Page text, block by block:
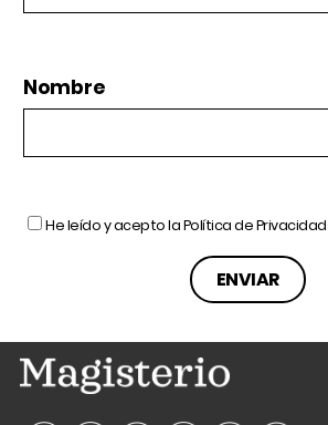
Nombre
He leído y acepto laPolítica de Privacidad